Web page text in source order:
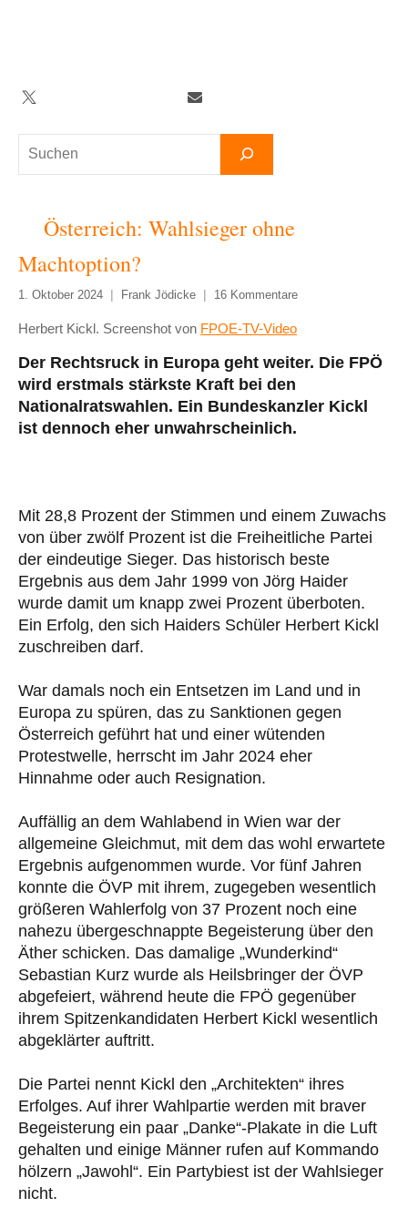
Suchen
Twitter TelegramNewsletter
Österreich: Wahlsieger ohne
Machtoption?
1. Oktober 2024 Frank Jödicke 16 Kommentare
Herbert Kickl. Screenshot von FPOE-TV-Video
Der Rechtsruck in Europa geht weiter. Die FPÖ
wird erstmals stärkste Kraft bei den
Nationalratswahlen. Ein Bundeskanzler Kickl
ist dennoch eher unwahrscheinlich.
Mit 28,8 Prozent der Stimmen und einem Zuwachs
von über zwölf Prozent ist die Freiheitliche Partei
der eindeutige Sieger. Das historisch beste
Ergebnis aus dem Jahr 1999 von Jörg Haider
wurde damit um knapp zwei Prozent überboten.
Ein Erfolg, den sich Haiders Schüler Herbert Kickl
zuschreiben darf.
War damals noch ein Entsetzen im Land und in
Europa zu spüren, das zu Sanktionen gegen
Österreich geführt hat und einer wütenden
Protestwelle, herrscht im Jahr 2024 eher
Hinnahme oder auch Resignation.
Auffällig an dem Wahlabend in Wien war der
allgemeine Gleichmut, mit dem das wohl erwartete
Ergebnis aufgenommen wurde. Vor fünf Jahren
konnte die ÖVP mit ihrem, zugegeben wesentlich
größeren Wahlerfolg von 37 Prozent noch eine
nahezu übergeschnappte Begeisterung über den
Äther schicken. Das damalige „Wunderkind“
Sebastian Kurz wurde als Heilsbringer der ÖVP
abgefeiert, während heute die FPÖ gegenüber
ihrem Spitzenkandidaten Herbert Kickl wesentlich
abgeklärter auftritt.
Die Partei nennt Kickl den „Architekten“ ihres
Erfolges. Auf ihrer Wahlpartie werden mit braver
Begeisterung ein paar „Danke“-Plakate in die Luft
gehalten und einige Männer rufen auf Kommando
hölzern „Jawohl“. Ein Partybiest ist der Wahlsieger
nicht.